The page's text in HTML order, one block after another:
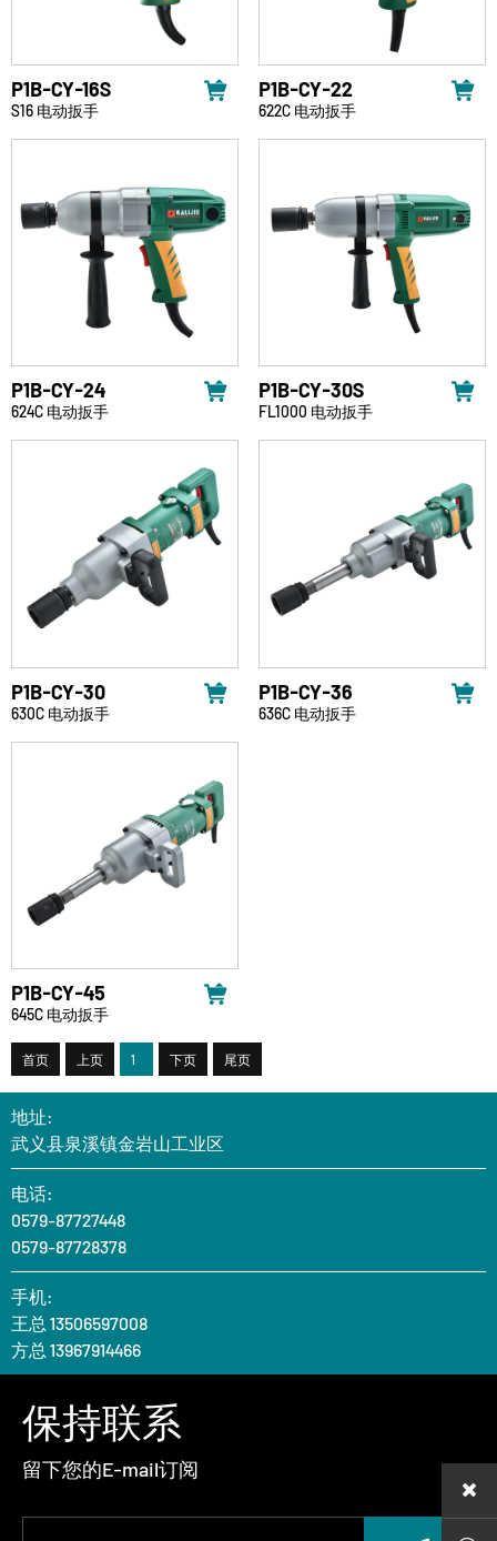
P1B-CY-16S
S16 电动扳手
P1B-CY-22
622C 电动扳手
P1B-CY-24
624C 电动扳手
P1B-CY-30S
FL1000 电动扳手
P1B-CY-30
630C 电动扳手
P1B-CY-36
636C 电动扳手
P1B-CY-45
645C 电动扳手
首页 上页 1 下页 尾页
地址:
武义县泉溪镇金岩山工业区
电话:
0579-87727448
0579-87728378
手机:
王总 13506597008
方总 13967914466
保持联系
留下您的E-mail订阅